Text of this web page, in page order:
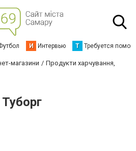
И Интервью Т Требуется
магазини
Продукти харчування,
Туборг